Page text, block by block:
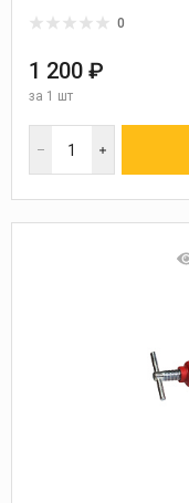
0
1 200 ₽
за 1 шт